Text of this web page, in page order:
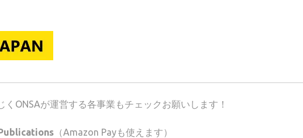
ONSAが運営する各事業もチェックお願いします！
（Amazon Payも使えます）